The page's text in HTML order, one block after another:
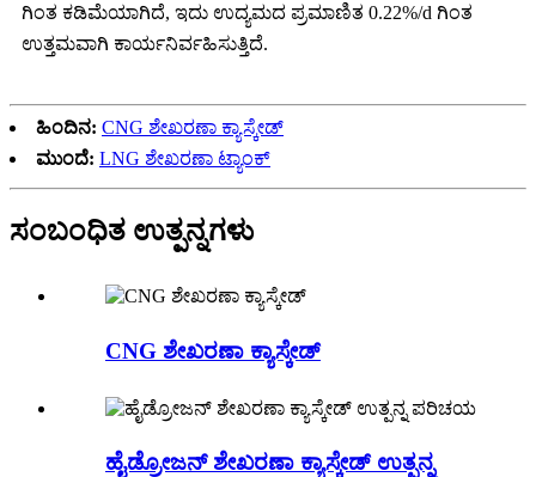
ಗಿಂತ ಕಡಿಮೆಯಾಗಿದೆ, ಇದು ಉದ್ಯಮದ ಪ್ರಮಾಣಿತ 0.22%/d ಗಿಂತ
ಉತ್ತಮವಾಗಿ ಕಾರ್ಯನಿರ್ವಹಿಸುತ್ತಿದೆ.
ಹಿಂದಿನ: CNG ಶೇಖರಣಾ ಕ್ಯಾಸ್ಕೇಡ್
ಮುಂದೆ: LNG ಶೇಖರಣಾ ಟ್ಯಾಂಕ್
ಸಂಬಂಧಿತ ಉತ್ಪನ್ನಗಳು
CNG ಶೇಖರಣಾ ಕ್ಯಾಸ್ಕೇಡ್
ಹೈಡ್ರೋಜನ್ ಶೇಖರಣಾ ಕ್ಯಾಸ್ಕೇಡ್ ಉತ್ಪನ್ನ